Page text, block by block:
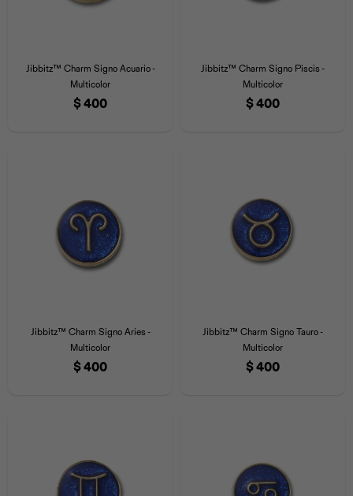
Jibbitz™ Charm Signo Acuario -
Multicolor
$400
Jibbitz™ Charm Signo Piscis -
Multicolor
$400
Jibbitz™ Charm Signo Aries -
Multicolor
$400
Jibbitz™ Charm Signo Tauro -
Multicolor
$400